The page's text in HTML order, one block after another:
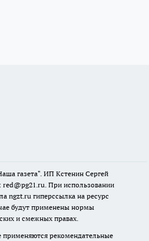
газета". ИП Кстенин Сергей
При использовании
ngzt.ru гиперссылка на ресурс
будут применены нормы
и смежных правах.
рекомендательные